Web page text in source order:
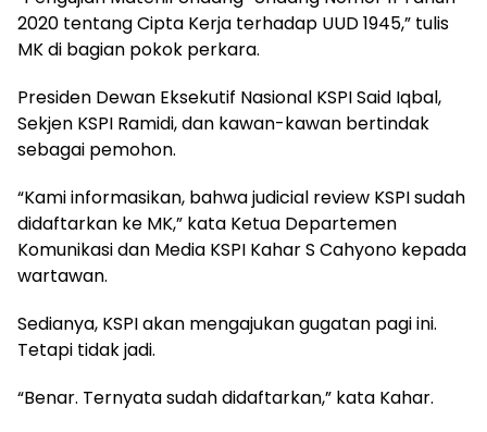
2020 tentang Cipta Kerja terhadap UUD 1945,” tulis
MK di bagian pokok perkara.
Presiden Dewan Eksekutif Nasional KSPI Said Iqbal,
Sekjen KSPI Ramidi, dan kawan-kawan bertindak
sebagai pemohon.
“Kami informasikan, bahwa judicial review KSPI sudah
didaftarkan ke MK,” kata Ketua Departemen
Komunikasi dan Media KSPI Kahar S Cahyono kepada
wartawan.
Sedianya, KSPI akan mengajukan gugatan pagi ini.
Tetapi tidak jadi.
“Benar. Ternyata sudah didaftarkan,” kata Kahar.